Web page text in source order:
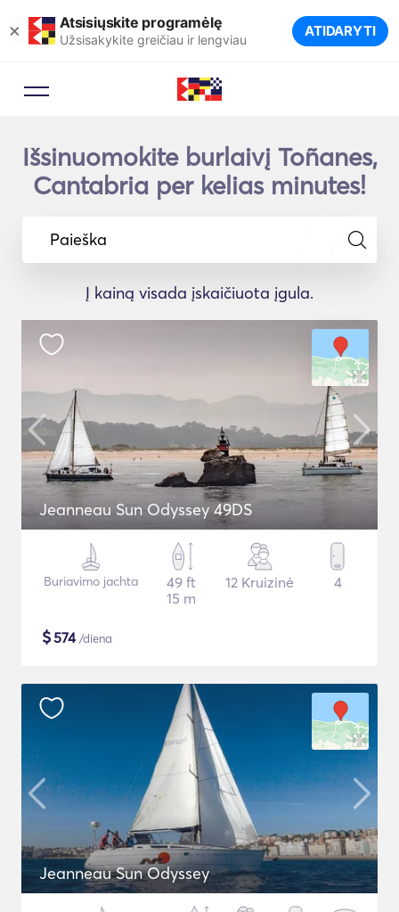
× Atsisiųskite programėlę
Užsisakykite greičiau ir lengviau ATIDARYTI
Išsinuomokite burlaivį Toñanes,
Cantabria per kelias minutes!
Paieška
Į kainą visada įskaičiuota įgula.
Jeanneau Sun Odyssey 49DS
Buriavimo jachta
49 ft
15 m
12 Kruizinė 4
$574/diena
Jeanneau Sun Odyssey